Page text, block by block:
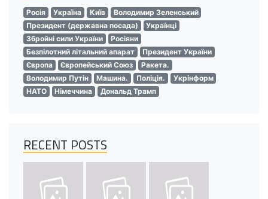
Росія Україна Київ
Володимир Зеленський
Президент (державна посада)
Українці
Збройні сили України
Росіяни
Безпілотний літальний апарат
Президент України
Європа
Європейський Союз
Ракета.
Володимир Путін
Машина. Поліція.
Укрінформ
НАТО
Німеччина Дональд Трамп
RECENT POSTS